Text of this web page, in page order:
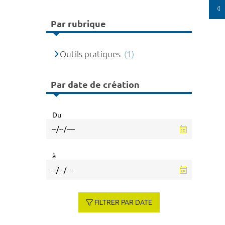
Par rubrique
Outils pratiques (1)
Par date de création
Du
à
FILTRER PAR DATE